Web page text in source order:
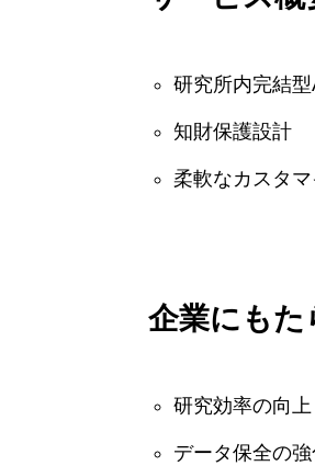
研究所内完結型
知財保護設計
柔軟なカスタ
企業にもた
研究効率の向上
データ保全の